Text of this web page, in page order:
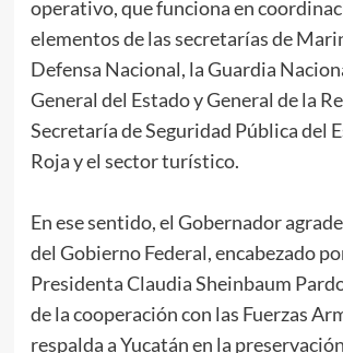
operativo, que funciona en
elementos de las secretarías de
Defensa Nacional, la Guardia
General del Estado y General de la
Secretaría de Seguridad Pública del
Roja y el sector turístico.
En ese sentido, el Gobernador
del Gobierno Federal, encabezado
Presidenta Claudia Sheinbaum
de la cooperación con las Fuerzas
respalda a Yucatán en la